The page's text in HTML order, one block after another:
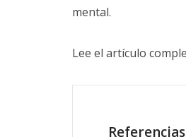
mental.
Lee el artículo
Referencias